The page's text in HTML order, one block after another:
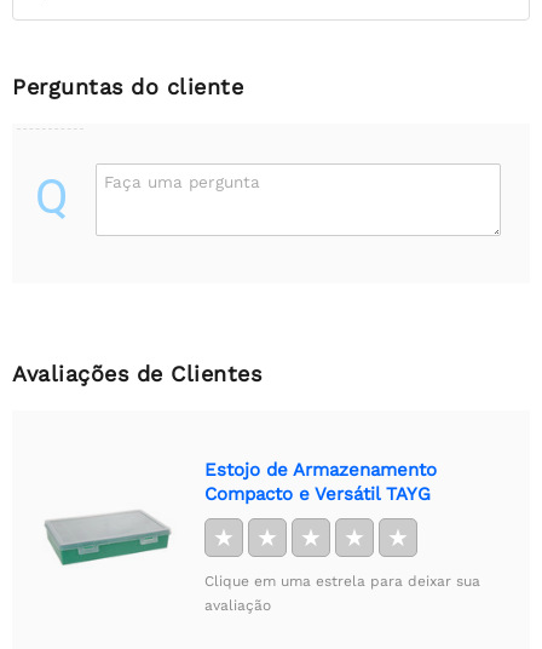
Perguntas do cliente
Q Faça uma pergunta
Avaliações de Clientes
Estojo de Armazenamento
Compacto e Versátil TAYG
★ ★ ★ ★ ★
Clique em uma estrela para deixar sua
avaliação